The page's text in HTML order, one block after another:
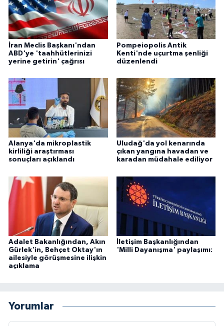
İran Meclis Başkanı'ndan
ABD'ye 'taahhütlerinizi
yerine getirin' çağrısı
Pompeiopolis Antik
Kenti'nde uçurtma şenliği
düzenlendi
Alanya'da mikroplastik
kirliliği araştırması
sonuçları açıklandı
Uludağ'da yol kenarında
çıkan yangına havadan ve
karadan müdahale ediliyor
Adalet Bakanlığından, Akın
Gürlek'in, Behçet Oktay'ın
ailesiyle görüşmesine ilişkin
açıklama
İletişim Başkanlığından
'Milli Dayanışma' paylaşımı:
Yorumlar